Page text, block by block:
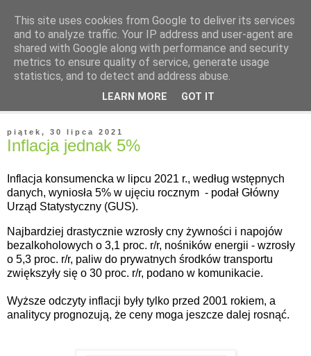
piątek, 30 lipca 2021
Inflacja jednak 5%
Inflacja konsumencka w lipcu 2021 r., według wstępnych
danych, wyniosła 5% w ujęciu rocznym - podał Główny
Urząd Statystyczny (GUS).
Najbardziej drastycznie wzrosły cny żywności i napojów
bezalkoholowych o 3,1 proc. r/r, nośników energii - wzrosły
o 5,3 proc. r/r, paliw do prywatnych środków transportu
zwiększyły się o 30 proc. r/r, podano w komunikacie.
Wyższe odczyty inflacji były tylko przed 2001 rokiem, a
analitycy prognozują, że ceny moga jeszcze dalej rosnąć.
This site uses cookies from Google to deliver its services
and to analyze traffic. Your IP address and user-agent are
shared with Google along with performance and security
metrics to ensure quality of service, generate usage
statistics, and to detect and address abuse.
LEARN MORE GOT IT